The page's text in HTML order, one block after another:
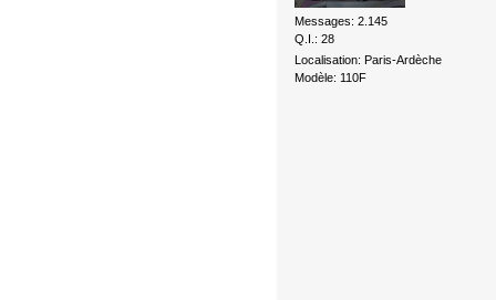
Messages: 2.145
Q.I.: 28
Localisation: Paris-Ardèche
Modèle: 110F